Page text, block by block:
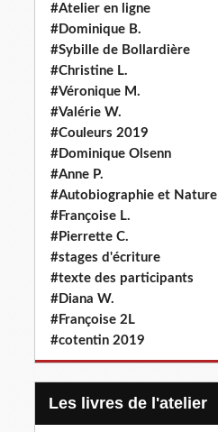
#Atelier en ligne
#Dominique B.
#Sybille de Bollardière
#Christine L.
#Véronique M.
#Valérie W.
#Couleurs 2019
#Dominique Olsenn
#Anne P.
#Autobiographie et Nature
#Françoise L.
#Pierrette C.
#stages d'écriture
#texte des participants
#Diana W.
#Françoise 2L
#cotentin 2019
Les livres de l'atelier